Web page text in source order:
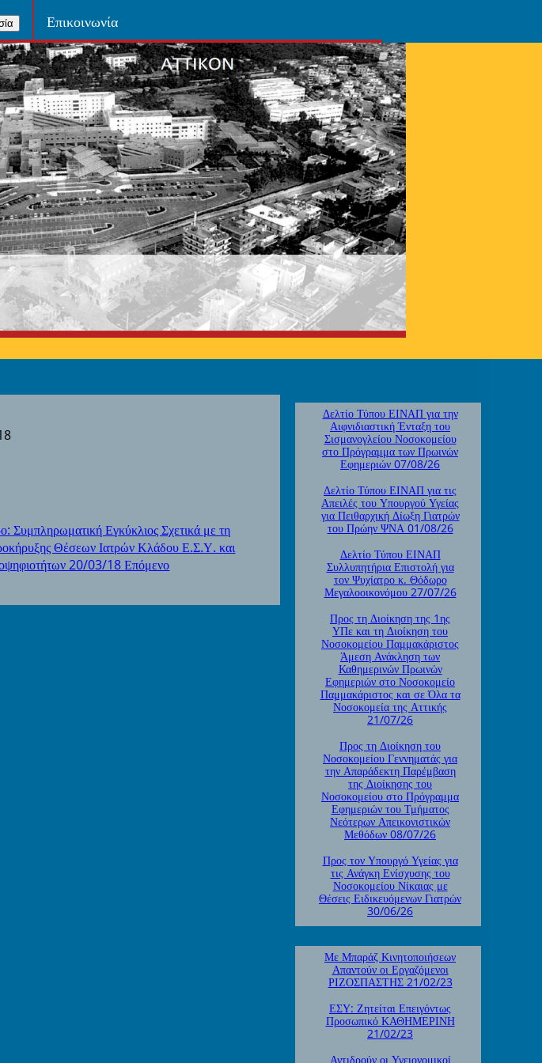
Επικοινωνία
Συμπληρωματική Εγκύκλιος Σχετικά με τη
Θέσεων Ιατρών Κλάδου Ε.Σ.Υ. και
20/03/18Επόμενο
Δελτίο Τύπου ΕΙΝΑΠ για την
Αιφνιδιαστική Ένταξη του
Σισμανογλείου Νοσοκομείου
στο Πρόγραμμα των Πρωινών
Εφημεριών 07/08/26
Δελτίο Τύπου ΕΙΝΑΠ για τις
Απειλές του Υπουργού Υγείας
για Πειθαρχική Δίωξη Γιατρών
του Πρώην ΨΝΑ 01/08/26
Δελτίο Τύπου ΕΙΝΑΠ
Συλλυπητήρια Επιστολή για
τον Ψυχίατρο κ. Θόδωρο
Μεγαλοοικονόμου 27/07/26
Προς τη Διοίκηση της 1ης
ΥΠε και τη Διοίκηση του
Νοσοκομείου Παμμακάριστος
Άμεση Ανάκληση των
Καθημερινών Πρωινών
Εφημεριών στο Νοσοκομείο
Παμμακάριστος και σε Όλα τα
Νοσοκομεία της Αττικής
21/07/26
Προς τη Διοίκηση του
Νοσοκομείου Γεννηματάς για
την Απαράδεκτη Παρέμβαση
της Διοίκησης του
Νοσοκομείου στο Πρόγραμμα
Εφημεριών του Τμήματος
Νεότερων Απεικονιστικών
Μεθόδων 08/07/26
Προς τον Υπουργό Υγείας για
τις Ανάγκη Ενίσχυσης του
Νοσοκομείου Νίκαιας με
Θέσεις Ειδικευόμενων Γιατρών
30/06/26
Με Μπαράζ Κινητοποιήσεων
Απαντούν οι Εργαζόμενοι
ΡΙΖΟΣΠΑΣΤΗΣ 21/02/23
ΕΣΥ: Ζητείται Επειγόντως
Προσωπικό ΚΑΘΗΜΕΡΙΝΗ
21/02/23
Αντιδρούν οι Υγειονομικοί